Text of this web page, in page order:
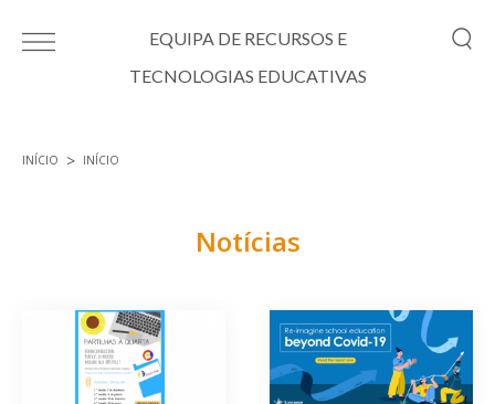
EQUIPA DE RECURSOS E
TECNOLOGIAS EDUCATIVAS
INÍCIO INÍCIO
Notícias
Páginas